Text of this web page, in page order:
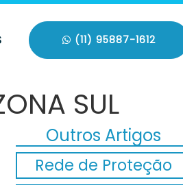
(11) 95887-1612
SUL
Outros Artigos
Rede de Proteção